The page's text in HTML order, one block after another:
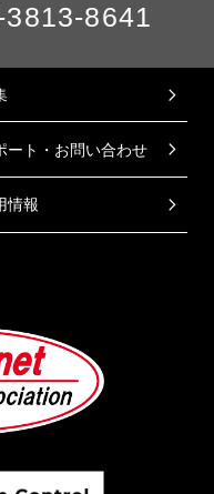
3813-8641
ート・お問い合わせ
情報